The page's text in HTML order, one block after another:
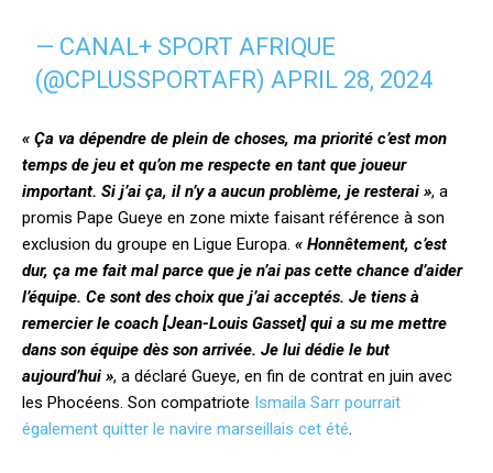
— CANAL+ SPORT AFRIQUE
(@CPLUSSPORTAFR)APRIL 28, 2024
« Ça va dépendre de plein de choses, ma priorité c’est mon
temps de jeu et qu’on me respecte en tant que joueur
important. Si j’ai ça, il n’y a aucun problème, je resterai », a
promis Pape Gueye en zone mixte faisant référence à son
exclusion du groupe en Ligue Europa. « Honnêtement, c’est
dur, ça me fait mal parce que je n’ai pas cette chance d’aider
l’équipe. Ce sont des choix que j’ai acceptés. Je tiens à
remercier le coach [Jean-Louis Gasset] qui a su me mettre
dans son équipe dès son arrivée. Je lui dédie le but
aujourd’hui », a déclaré Gueye, en fin de contrat en juin avec
les Phocéens. Son compatriote Ismaila Sarr pourrait
également quitter le navire marseillais cet été.